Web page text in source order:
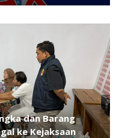
dan Barang
ke Kejaksaan